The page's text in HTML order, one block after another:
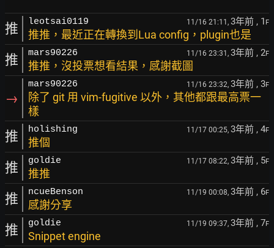
推 leotsai0119 11/16 21:11, 3年前 , 1 F
推推，最近正在轉換到Lua config，plugin也是
推 mars90226 11/16 23:31, 3年前 , 2F
推推，沒投票想看結果，感謝截圖
→
mars90226 11/16 23:32, 3年前 , 3F
除了 git 用 vim-fugitive 以外，其他都跟最高票一
樣
推 holishing 11/17 00:25, 3年前 , 4F
推個
推 goldie 11/17 08:22, 3年前 , 5F
推推
推 ncueBenson 11/19 00:08, 3年前 , 6F
感謝分享
推 goldie 11/19 09:37, 3年前 , 7F
Snippet engine